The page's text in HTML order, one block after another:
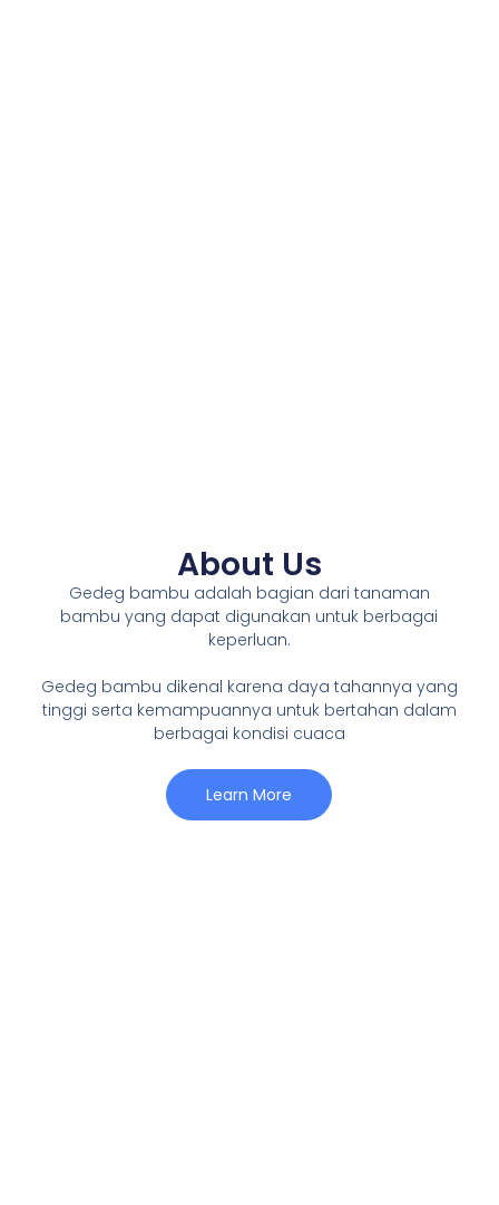
About Us
Gedeg bambu adalah bagian dari tanaman
bambu yang dapat digunakan untuk berbagai
keperluan.
Gedeg bambu dikenal karena daya tahannya yang
tinggi serta kemampuannya untuk bertahan dalam
berbagai kondisi cuaca
Learn More